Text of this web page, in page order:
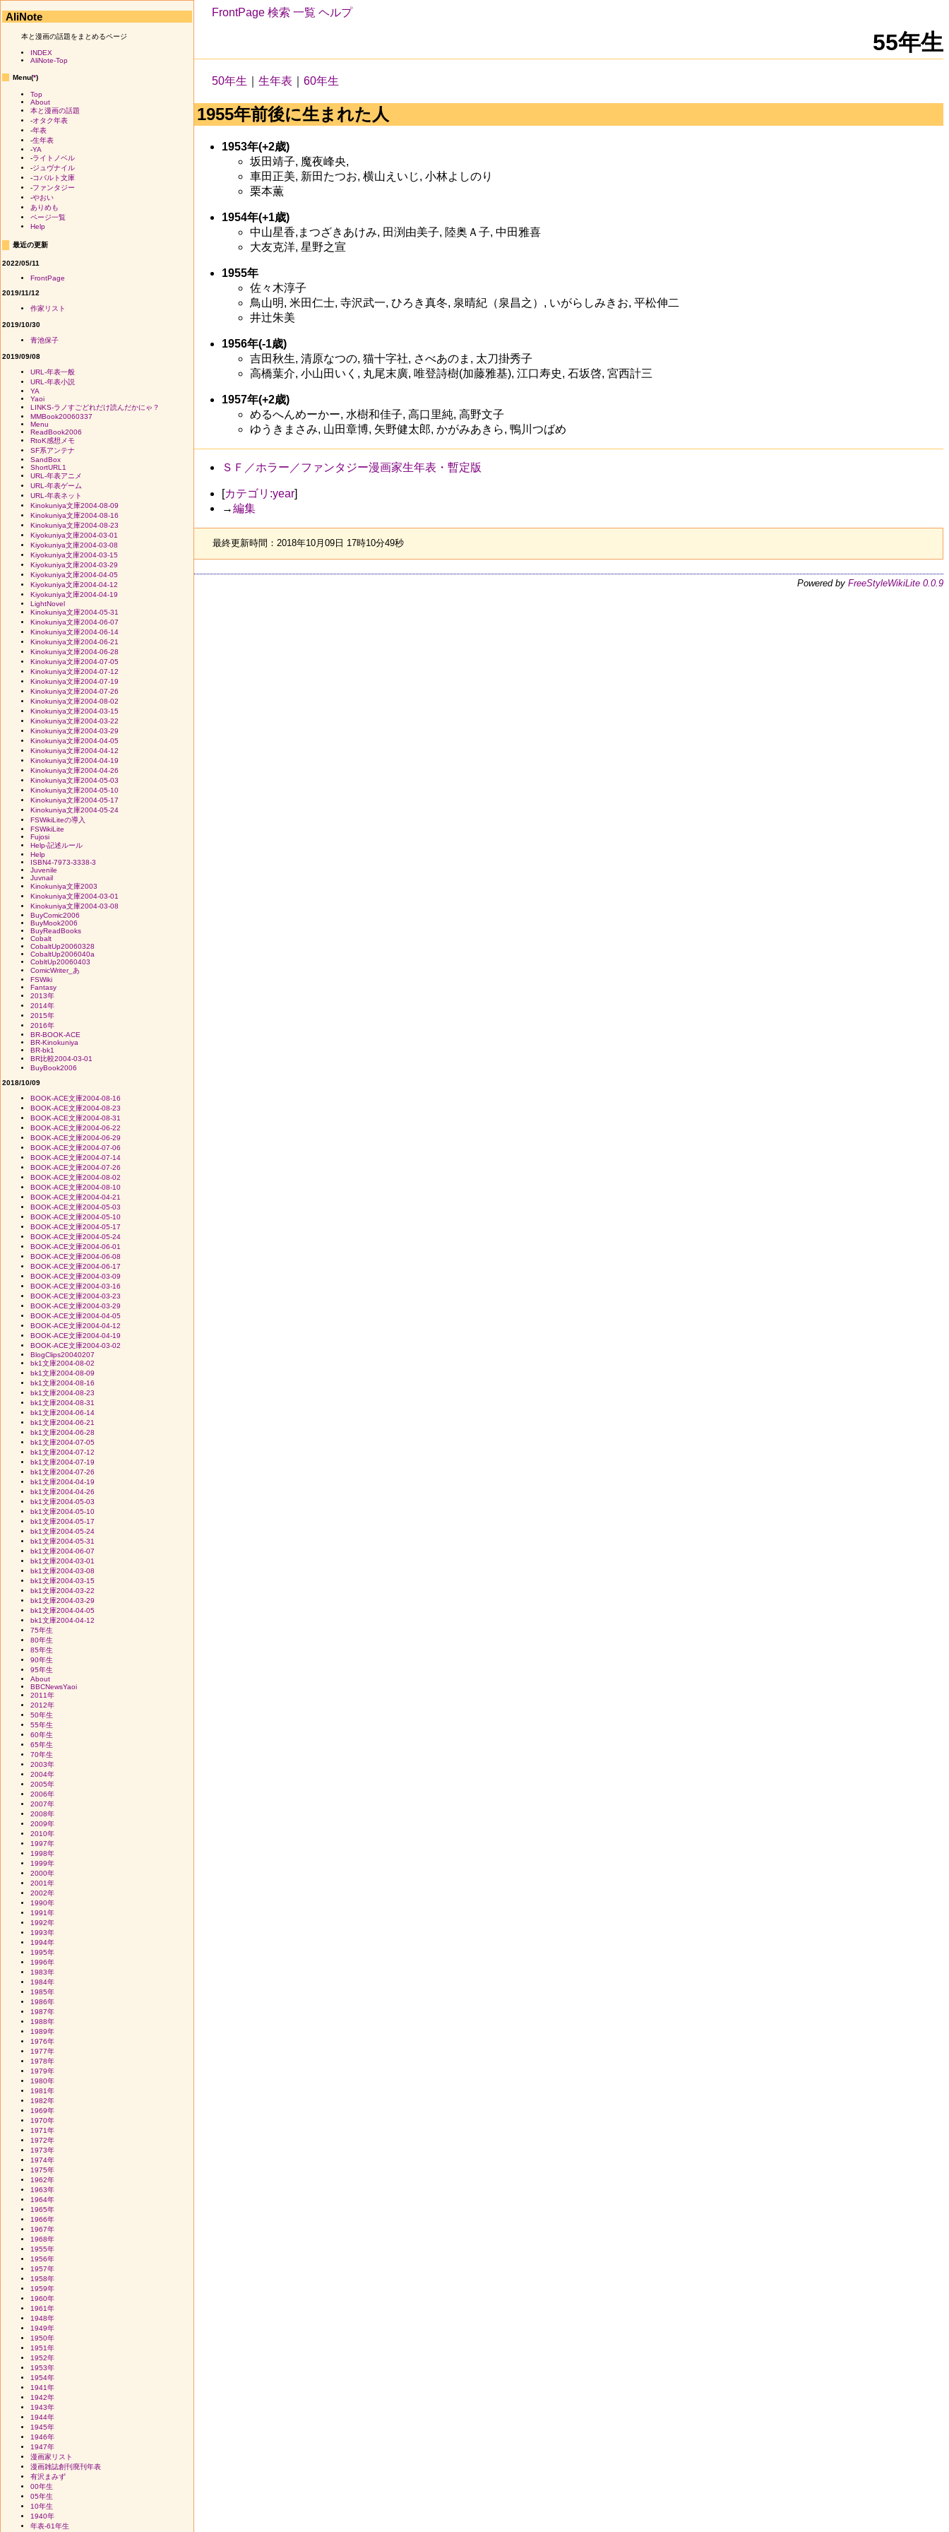
FrontPage 検索 一覧 ヘルプ
55年生
50年生 ｜生年表 ｜60年生
1955年前後に生まれた人
1953年(+2歳)
坂田靖子, 魔夜峰央,
車田正美, 新田たつお, 横山えいじ, 小林よしのり
栗本薫
1954年(+1歳)
中山星香,まつざきあけみ, 田渕由美子, 陸奥Ａ子, 中田雅喜
大友克洋, 星野之宣
1955年
佐々木淳子
鳥山明, 米田仁士, 寺沢武一, ひろき真冬, 泉晴紀（泉昌之）, いがらしみきお, 平松伸二
井辻朱美
1956年(-1歳)
吉田秋生, 清原なつの, 猫十字社, さべあのま, 太刀掛秀子
高橋葉介, 小山田いく, 丸尾末廣, 唯登詩樹(加藤雅基), 江口寿史, 石坂啓, 宮西計三
1957年(+2歳)
めるへんめーかー, 水樹和佳子, 高口里純, 高野文子
ゆうきまさみ, 山田章博, 矢野健太郎, かがみあきら, 鴨川つばめ
ＳＦ／ホラー／ファンタジー漫画家生年表・暫定版
[カテゴリ:year]
→編集
最終更新時間：2018年10月09日 17時10分49秒
Powered by FreeStyleWikiLite 0.0.9
AliNote
本と漫画の話題をまとめるページ
INDEX
AliNote-Top
Menu(*)
Top
About
本と漫画の話題
-オタク年表
-年表
-生年表
-YA
-ライトノベル
-ジュヴナイル
-コバルト文庫
-ファンタジー
-やおい
ありめも
ページ一覧
Help
最近の更新
2022/05/11
FrontPage
2019/11/12
作家リスト
2019/10/30
青池保子
2019/09/08
URL-年表一般
URL-年表小説
YA
Yaoi
LINKS-ラノすごどれだけ読んだかにゃ？
MMBook20060337
Menu
ReadBook2006
RtoK感想メモ
SF系アンテナ
SandBox
ShortURL1
URL-年表アニメ
URL-年表ゲーム
URL-年表ネット
Kinokuniya文庫2004-08-09
Kinokuniya文庫2004-08-16
Kinokuniya文庫2004-08-23
Kiyokuniya文庫2004-03-01
Kiyokuniya文庫2004-03-08
Kiyokuniya文庫2004-03-15
Kiyokuniya文庫2004-03-29
Kiyokuniya文庫2004-04-05
Kiyokuniya文庫2004-04-12
Kiyokuniya文庫2004-04-19
LightNovel
Kinokuniya文庫2004-05-31
Kinokuniya文庫2004-06-07
Kinokuniya文庫2004-06-14
Kinokuniya文庫2004-06-21
Kinokuniya文庫2004-06-28
Kinokuniya文庫2004-07-05
Kinokuniya文庫2004-07-12
Kinokuniya文庫2004-07-19
Kinokuniya文庫2004-07-26
Kinokuniya文庫2004-08-02
Kinokuniya文庫2004-03-15
Kinokuniya文庫2004-03-22
Kinokuniya文庫2004-03-29
Kinokuniya文庫2004-04-05
Kinokuniya文庫2004-04-12
Kinokuniya文庫2004-04-19
Kinokuniya文庫2004-04-26
Kinokuniya文庫2004-05-03
Kinokuniya文庫2004-05-10
Kinokuniya文庫2004-05-17
Kinokuniya文庫2004-05-24
FSWikiLiteの導入
FSWikiLite
Fujosi
Help-記述ルール
Help
ISBN4-7973-3338-3
Juvenile
Juvnail
Kinokuniya文庫2003
Kinokuniya文庫2004-03-01
Kinokuniya文庫2004-03-08
BuyComic2006
BuyMook2006
BuyReadBooks
Cobalt
CobaltUp20060328
CobaltUp2006040a
CobltUp20060403
ComicWriter_あ
FSWiki
Fantasy
2013年
2014年
2015年
2016年
BR-BOOK-ACE
BR-Kinokuniya
BR-bk1
BR比較2004-03-01
BuyBook2006
2018/10/09
BOOK-ACE文庫2004-08-16
BOOK-ACE文庫2004-08-23
BOOK-ACE文庫2004-08-31
BOOK-ACE文庫2004-06-22
BOOK-ACE文庫2004-06-29
BOOK-ACE文庫2004-07-06
BOOK-ACE文庫2004-07-14
BOOK-ACE文庫2004-07-26
BOOK-ACE文庫2004-08-02
BOOK-ACE文庫2004-08-10
BOOK-ACE文庫2004-04-21
BOOK-ACE文庫2004-05-03
BOOK-ACE文庫2004-05-10
BOOK-ACE文庫2004-05-17
BOOK-ACE文庫2004-05-24
BOOK-ACE文庫2004-06-01
BOOK-ACE文庫2004-06-08
BOOK-ACE文庫2004-06-17
BOOK-ACE文庫2004-03-09
BOOK-ACE文庫2004-03-16
BOOK-ACE文庫2004-03-23
BOOK-ACE文庫2004-03-29
BOOK-ACE文庫2004-04-05
BOOK-ACE文庫2004-04-12
BOOK-ACE文庫2004-04-19
BOOK-ACE文庫2004-03-02
BlogClips20040207
bk1文庫2004-08-02
bk1文庫2004-08-09
bk1文庫2004-08-16
bk1文庫2004-08-23
bk1文庫2004-08-31
bk1文庫2004-06-14
bk1文庫2004-06-21
bk1文庫2004-06-28
bk1文庫2004-07-05
bk1文庫2004-07-12
bk1文庫2004-07-19
bk1文庫2004-07-26
bk1文庫2004-04-19
bk1文庫2004-04-26
bk1文庫2004-05-03
bk1文庫2004-05-10
bk1文庫2004-05-17
bk1文庫2004-05-24
bk1文庫2004-05-31
bk1文庫2004-06-07
bk1文庫2004-03-01
bk1文庫2004-03-08
bk1文庫2004-03-15
bk1文庫2004-03-22
bk1文庫2004-03-29
bk1文庫2004-04-05
bk1文庫2004-04-12
75年生
80年生
85年生
90年生
95年生
About
BBCNewsYaoi
2011年
2012年
50年生
55年生
60年生
65年生
70年生
2003年
2004年
2005年
2006年
2007年
2008年
2009年
2010年
1997年
1998年
1999年
2000年
2001年
2002年
1990年
1991年
1992年
1993年
1994年
1995年
1996年
1983年
1984年
1985年
1986年
1987年
1988年
1989年
1976年
1977年
1978年
1979年
1980年
1981年
1982年
1969年
1970年
1971年
1972年
1973年
1974年
1975年
1962年
1963年
1964年
1965年
1966年
1967年
1968年
1955年
1956年
1957年
1958年
1959年
1960年
1961年
1948年
1949年
1950年
1951年
1952年
1953年
1954年
1941年
1942年
1943年
1944年
1945年
1946年
1947年
漫画家リスト
漫画雑誌創刊廃刊年表
有沢まみず
00年生
05年生
10年生
1940年
年表-61年生